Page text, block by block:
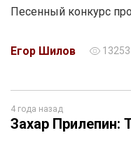
Песенный конкурс
Егор Шилов 13253
4 года назад
Захар